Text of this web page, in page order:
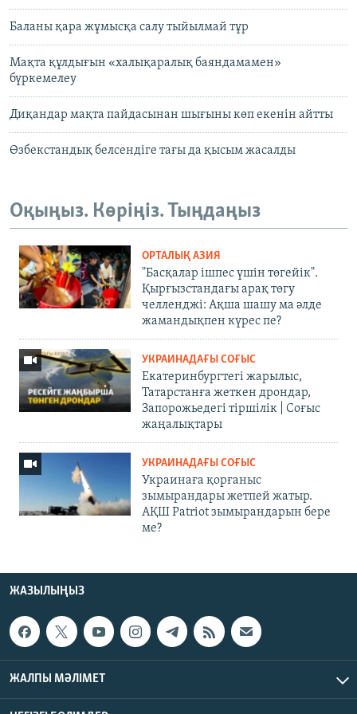
Баланы қара жұмысқа салу тыйылмай тұр
Мақта құлдығын «халықаралық баяндамамен»
бүркемелеу
Диқандар мақта пайдасынан шығыны көп екенін айтты
Өзбекстандық белсендіге тағы да қысым жасалды
Оқыңыз. Көріңіз. Тыңдаңыз
ОРТАЛЫҚ АЗИЯ
"Басқалар ішпес үшін төгейік".
Қырғызстандағы арақ төгу
челленджі: Ақша шашу ма әлде
жамандықпен күрес пе?
УКРАИНАДАҒЫ СОҒЫС
Екатеринбургтегі жарылыс,
Татарстанға жеткен дрондар,
Запорожьедегі тіршілік | Cоғыс
жаңалықтары
УКРАИНАДАҒЫ СОҒЫС
Украинаға қорғаныс
зымырандары жетпей жатыр.
АҚШ Patriot зымырандарын бере
ме?
ЖАЗЫЛЫҢЫЗ
ЖАЛПЫ МӘЛІМЕТ